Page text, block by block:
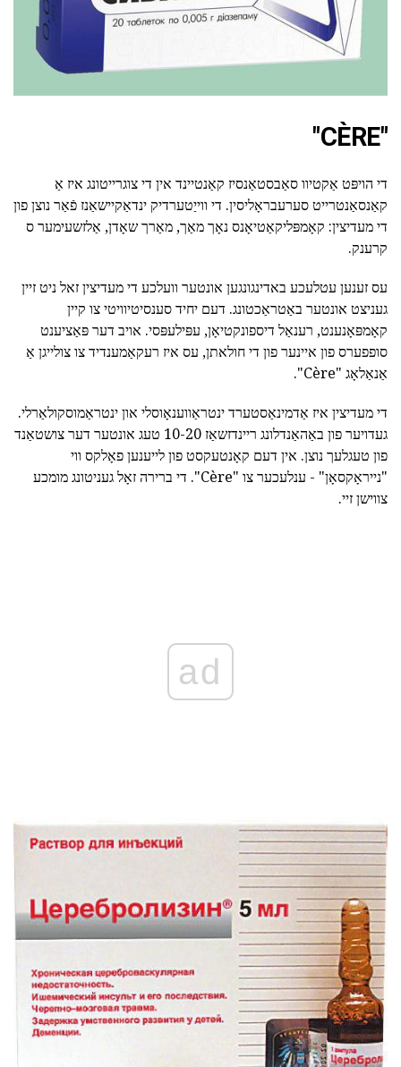
"CÈRE"
די הויפּט אַקטיוו סאַבסטאַנסיז קאַנטיינד אין די צוגרייטונג איז אַ
קאַנסאַנטרייט סערעבראָליסין. די ווייַטערדיק ינדאַקיישאַנז פֿאַר נוצן פון
די מעדיצין: קאָמפּליקאַטיאָנס נאָך מאַך, מאַרך שאָדן, אַלזשעימער ס
קרענק.
עס זענען עטלעכע באדינגונגען אונטער וועלכע די מעדיצין זאל ניט זיין
געניצט אונטער באַטראַכטונג. דעם יחיד סענסיטיוויטי צו קיין
קאָמפּאָנענט, רענאַל דיספונקטיאָן, עפּילעפּסי. אויב דער פּאַציענט
סופפערס פון איינער פון די חולאתן, עס איז רעקאַמענדיד צו צולייגן אַ
אַנאַלאָג "Cère".
די מעדיצין איז אַדמינאַסטערד ינטראַווענאָוסלי און ינטראַמוסקולאַרלי.
געדויער פון באַהאַנדלונג ריינדזשאַז 10-20 טעג אונטער דער צושטאַנד
פון טעגלעך נוצן. אין דעם קאָנטעקסט פון לייענען פאָלקס ווי
"נייראָקסאָן" - ענלעכער צו "Cère". די ברירה זאָל געניטונג מומכע
צווישן זיי.
ad